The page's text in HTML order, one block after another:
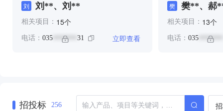
刘 刘**、刘**
相关项目： 15个
电话： 035 ******* 31 立即查看
樊 樊**、郝
相关项目： 13个
电话： 035*******
招投标 256